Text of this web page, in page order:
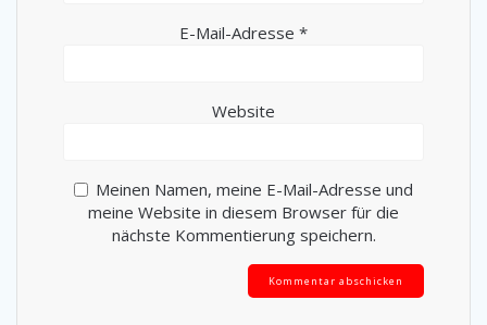
E-Mail-Adresse *
Website
Meinen Namen, meine E-Mail-Adresse und
meine Website in diesem Browser für die
nächste Kommentierung speichern.